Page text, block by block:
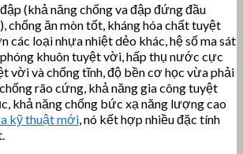
(khả năng chống va đập đứng đầu
chống ăn mòn tốt, kháng hóa chất tuyệt
các loại nhựa nhiệt dẻo khác, hệ số ma sát
khuôn tuyệt vời, hấp thụ nước cực
vời và chống tĩnh, độ bền cơ học vừa phải
rão cứng, khả năng gia công tuyệt
khả năng chống bức xạ năng lượng cao
kỹ thuật mới , nó kết hợp nhiều đặc tính